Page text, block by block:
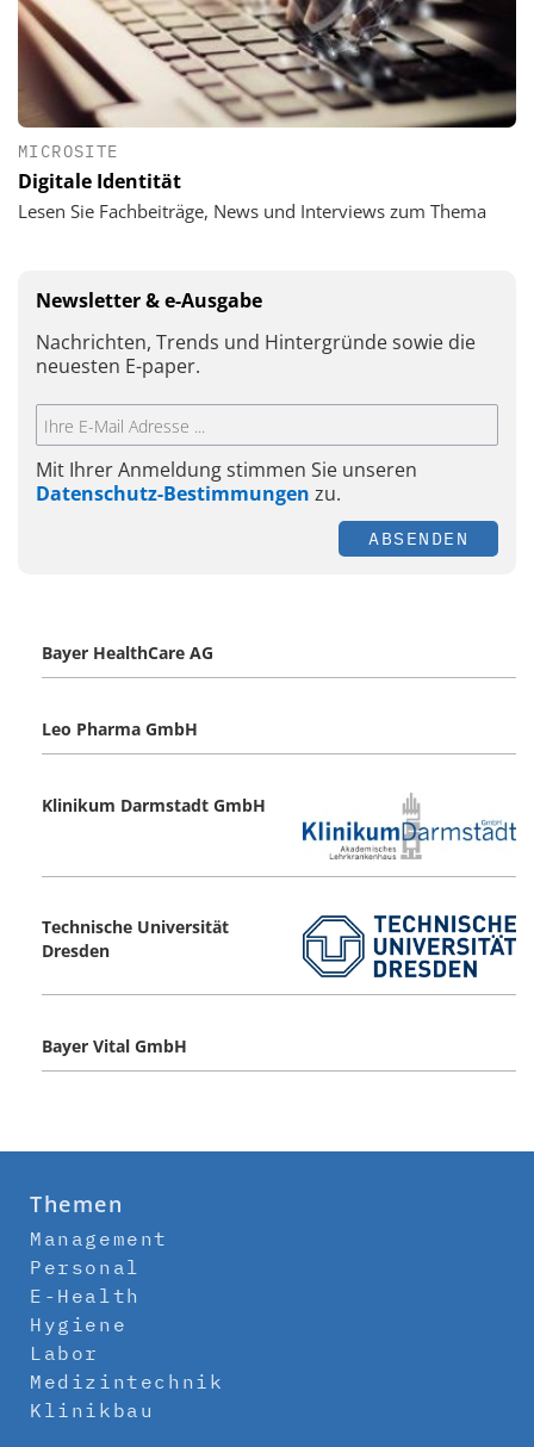
MICROSITE
Digitale Identität
Lesen Sie Fachbeiträge, News und Interviews zum Thema
Newsletter & e-Ausgabe
Nachrichten, Trends und Hintergründe sowie die
neuesten E-paper.
Mit Ihrer Anmeldung stimmen Sie unseren
Datenschutz-Bestimmungen zu.
ABSENDEN
Bayer HealthCare AG
Leo Pharma GmbH
Klinikum Darmstadt GmbH
Technische Universität
Dresden
Bayer Vital GmbH
Themen
Management
Personal
E-Health
Hygiene
Labor
Medizintechnik
Klinikbau